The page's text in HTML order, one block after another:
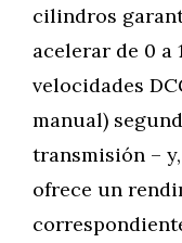
cilindros
acelerar de 0 a
velocidades
manual)
transmisión –
ofrece un